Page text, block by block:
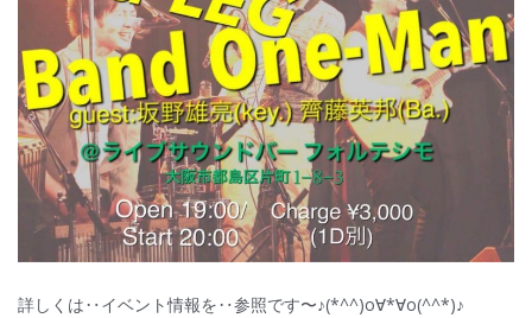
詳しくは‥イベント情報を‥参照です〜♪(*^^)o∀*∀o(^^*)♪